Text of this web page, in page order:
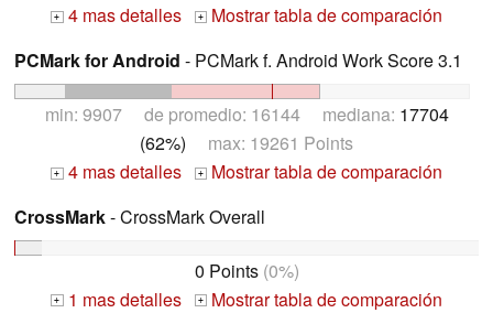
+ 4 mas detalles +
Mostrar tabla de comparación
PCMark for Android - PCMark f. Android Work Score 3.1
min: 9907 de promedio: 16144 mediana: 17704
(62%) max: 19261 Points
+ 4 mas detalles +
Mostrar tabla de comparación
CrossMark- CrossMark Overall
0 Points(0%)
+ 1 mas detalles +
Mostrar tabla de comparación